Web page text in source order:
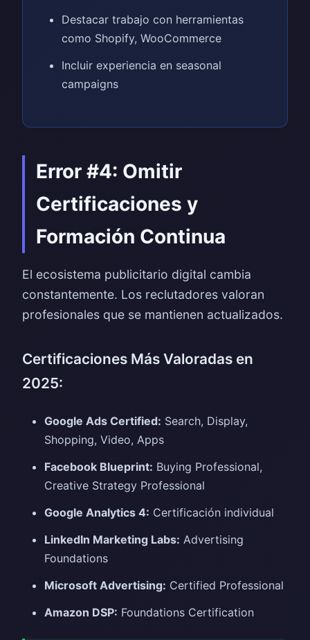
Destacar trabajo con herramientas
como Shopify, WooCommerce
Incluir experiencia en seasonal
campaigns
Error #4: Omitir
Certificaciones y
Formación Continua
El ecosistema publicitario digital cambia
constantemente. Los reclutadores valoran
profesionales que se mantienen actualizados.
Certificaciones Más Valoradas en
2025:
Google Ads Certified: Search, Display,
Shopping, Video, Apps
Facebook Blueprint: Buying Professional,
Creative Strategy Professional
Google Analytics 4: Certificación individual
LinkedIn Marketing Labs: Advertising
Foundations
Microsoft Advertising: Certified Professional
Amazon DSP: Foundations Certification